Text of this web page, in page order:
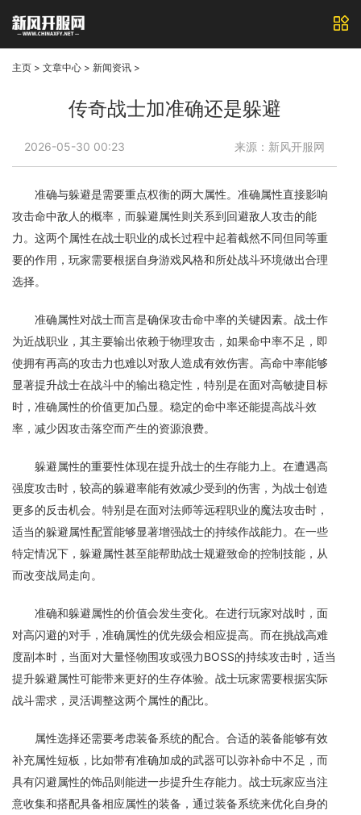
主页 > 文章中心 > 新闻资讯 >
传奇战士加准确还是躲避
2026-05-30 00:23 来源：新风开服网
准确与躲避是需要重点权衡的两大属性。准确属性直接影响
攻击命中敌人的概率，而躲避属性则关系到回避敌人攻击的能
力。这两个属性在战士职业的成长过程中起着截然不同但同等重
要的作用，玩家需要根据自身游戏风格和所处战斗环境做出合理
选择。
准确属性对战士而言是确保攻击命中率的关键因素。战士作
为近战职业，其主要输出依赖于物理攻击，如果命中率不足，即
使拥有再高的攻击力也难以对敌人造成有效伤害。高命中率能够
显著提升战士在战斗中的输出稳定性，特别是在面对高敏捷目标
时，准确属性的价值更加凸显。稳定的命中率还能提高战斗效
率，减少因攻击落空而产生的资源浪费。
躲避属性的重要性体现在提升战士的生存能力上。在遭遇高
强度攻击时，较高的躲避率能有效减少受到的伤害，为战士创造
更多的反击机会。特别是在面对法师等远程职业的魔法攻击时，
适当的躲避属性配置能够显著增强战士的持续作战能力。在一些
特定情况下，躲避属性甚至能帮助战士规避致命的控制技能，从
而改变战局走向。
准确和躲避属性的价值会发生变化。在进行玩家对战时，面
对高闪避的对手，准确属性的优先级会相应提高。而在挑战高难
度副本时，当面对大量怪物围攻或强力BOSS的持续攻击时，适当
提升躲避属性可能带来更好的生存体验。战士玩家需要根据实际
战斗需求，灵活调整这两个属性的配比。
属性选择还需要考虑装备系统的配合。合适的装备能够有效
补充属性短板，比如带有准确加成的武器可以弥补命中不足，而
具有闪避属性的饰品则能进一步提升生存能力。战士玩家应当注
意收集和搭配具备相应属性的装备，通过装备系统来优化自身的